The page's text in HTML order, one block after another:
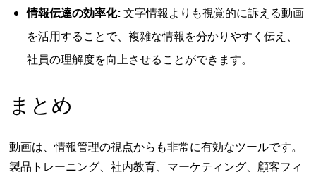
情報伝達の効率化:文字情報よりも視覚的に訴える動画
を活用することで、複雑な情報を分かりやすく伝え、
社員の理解度を向上させることができます。
まとめ
動画は、情報管理の視点からも非常に有効なツールです。
製品トレーニング、社内教育、マーケティング、顧客フィ